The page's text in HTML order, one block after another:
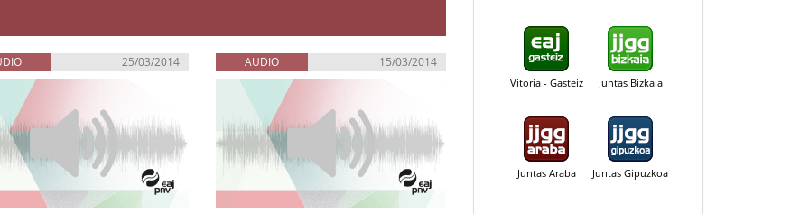
25/03/2014 AUDIO 15/03/2014
Vitoria - Gasteiz Juntas Bizkaia
Juntas Araba Juntas Gipuzkoa